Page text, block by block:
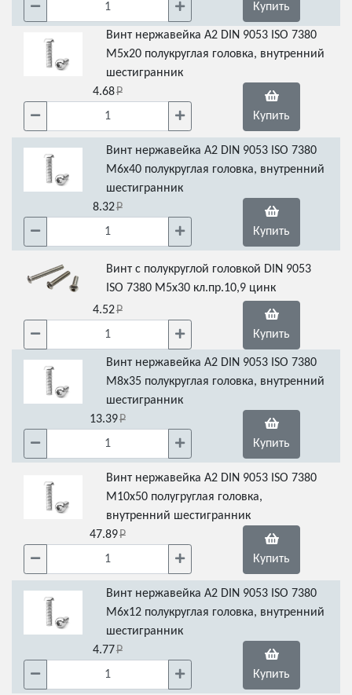
Купить
Винт нержавейка А2 DIN 9053 ISO 7380
М5х20 полукруглая головка, внутренний
шестигранник
4.68
Купить
Винт нержавейка А2 DIN 9053 ISO 7380
М6х40 полукруглая головка, внутренний
шестигранник
8.32
Купить
Винт с полукруглой головкой DIN 9053
ISO 7380 М5х30 кл.пр.10,9 цинк
4.52
Купить
Винт нержавейка А2 DIN 9053 ISO 7380
М8х35 полукруглая головка, внутренний
шестигранник
13.39
Купить
Винт нержавейка А2 DIN 9053 ISO 7380
М10х50 полугруглая головка,
внутренний шестигранник
47.89
Купить
Винт нержавейка А2 DIN 9053 ISO 7380
М6х12 полукруглая головка, внутренний
шестигранник
4.77
Купить